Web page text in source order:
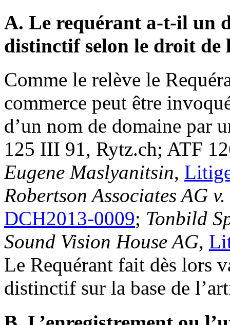
A. Le requérant a-t-il un
distinctif selon le droit de
Comme le relève le
commerce peut être
d’un nom de domaine par
125 III 91, Rytz.ch; ATF
Eugene Maslyanitsin,
Robertson Associates AG
DCH2013-0009; Tonbild
Sound Vision House AG,
Le Requérant fait dès lors
distinctif sur la base de